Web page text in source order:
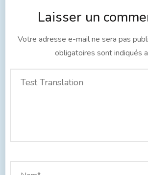
Laisser un
Votre adresse e-mail ne sera pas
obligatoires sont indiqués